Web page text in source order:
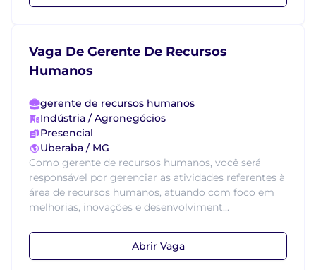
Vaga De Gerente De Recursos
Humanos
gerente de recursos humanos
Indústria / Agronegócios
Presencial
Uberaba / MG
Como gerente de recursos humanos, você será
responsável por gerenciar as atividades referentes à
área de recursos humanos, atuando com foco em
melhorias, inovações e desenvolviment...
Abrir Vaga